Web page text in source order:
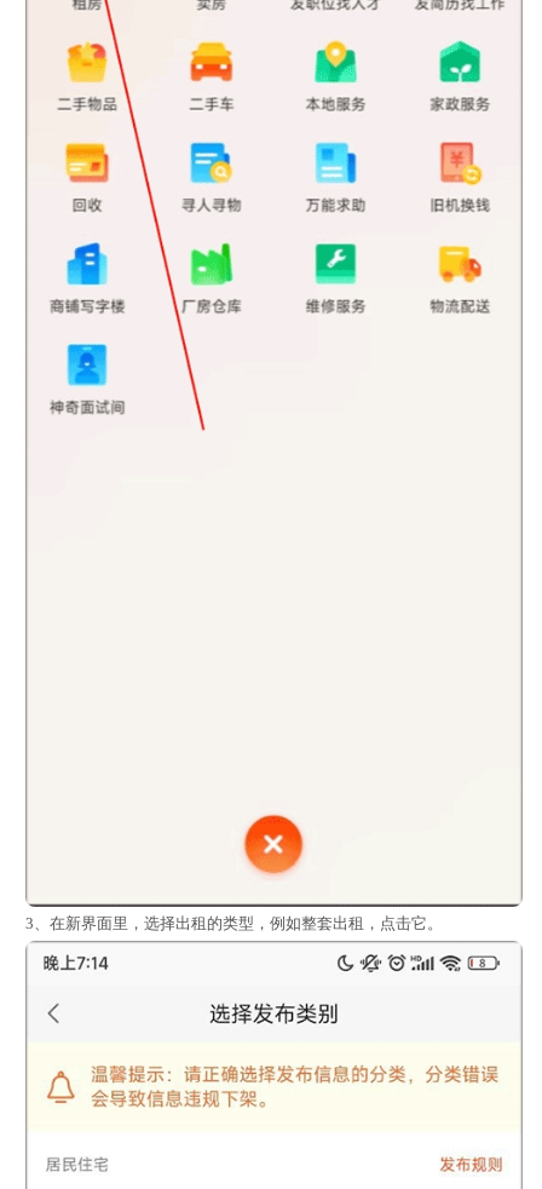
3、在新界面里，选择出租的类型，例如整套出租，点击它。